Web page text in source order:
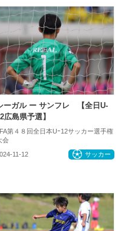
ーガル ー サンフレ 【全日U-
広島県予選】
第４８回全日本Uｰ12サッカー選手権
会
11-12 サッカー